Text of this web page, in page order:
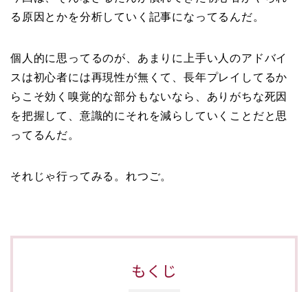
る原因とかを分析していく記事になってるんだ。
個人的に思ってるのが、あまりに上手い人のアドバイ
スは初心者には再現性が無くて、長年プレイしてるか
らこそ効く嗅覚的な部分もないなら、ありがちな死因
を把握して、意識的にそれを減らしていくことだと思
ってるんだ。
それじゃ行ってみる。れつご。
もくじ